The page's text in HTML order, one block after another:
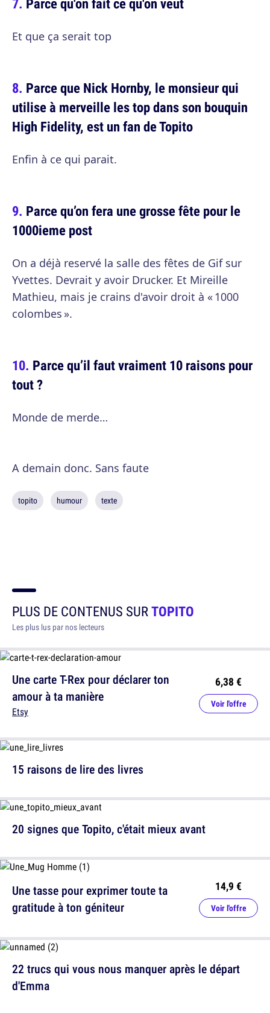
Et que ça serait top
Parce que Nick Hornby, le monsieur qui
utilise à merveille les top dans son bouquin
High Fidelity, est un fan de Topito
Enfin à ce qui parait.
Parce qu’on fera une grosse fête pour le
1000ieme post
On a déjà reservé la salle des fêtes de Gif sur
Yvettes. Devrait y avoir Drucker. Et Mireille
Mathieu, mais je crains d'avoir droit à « 1000
colombes ».
Parce qu’il faut vraiment 10 raisons pour
tout ?
Monde de merde…
A demain donc. Sans faute
topito humour texte
PLUS DE CONTENUS SURTOPITO
Les plus lus par nos lecteurs
Une carte T-Rex pour déclarer ton
amour à ta manière
Etsy
6,38 €
Voir l'offre
20 signes que Topito, c'était mieux avant
22 trucs qui vous nous manquer après le départ
d'Emma
15 raisons de lire des livres
Une tasse pour exprimer toute ta
gratitude à ton géniteur
14,9 €
Voir l'offre